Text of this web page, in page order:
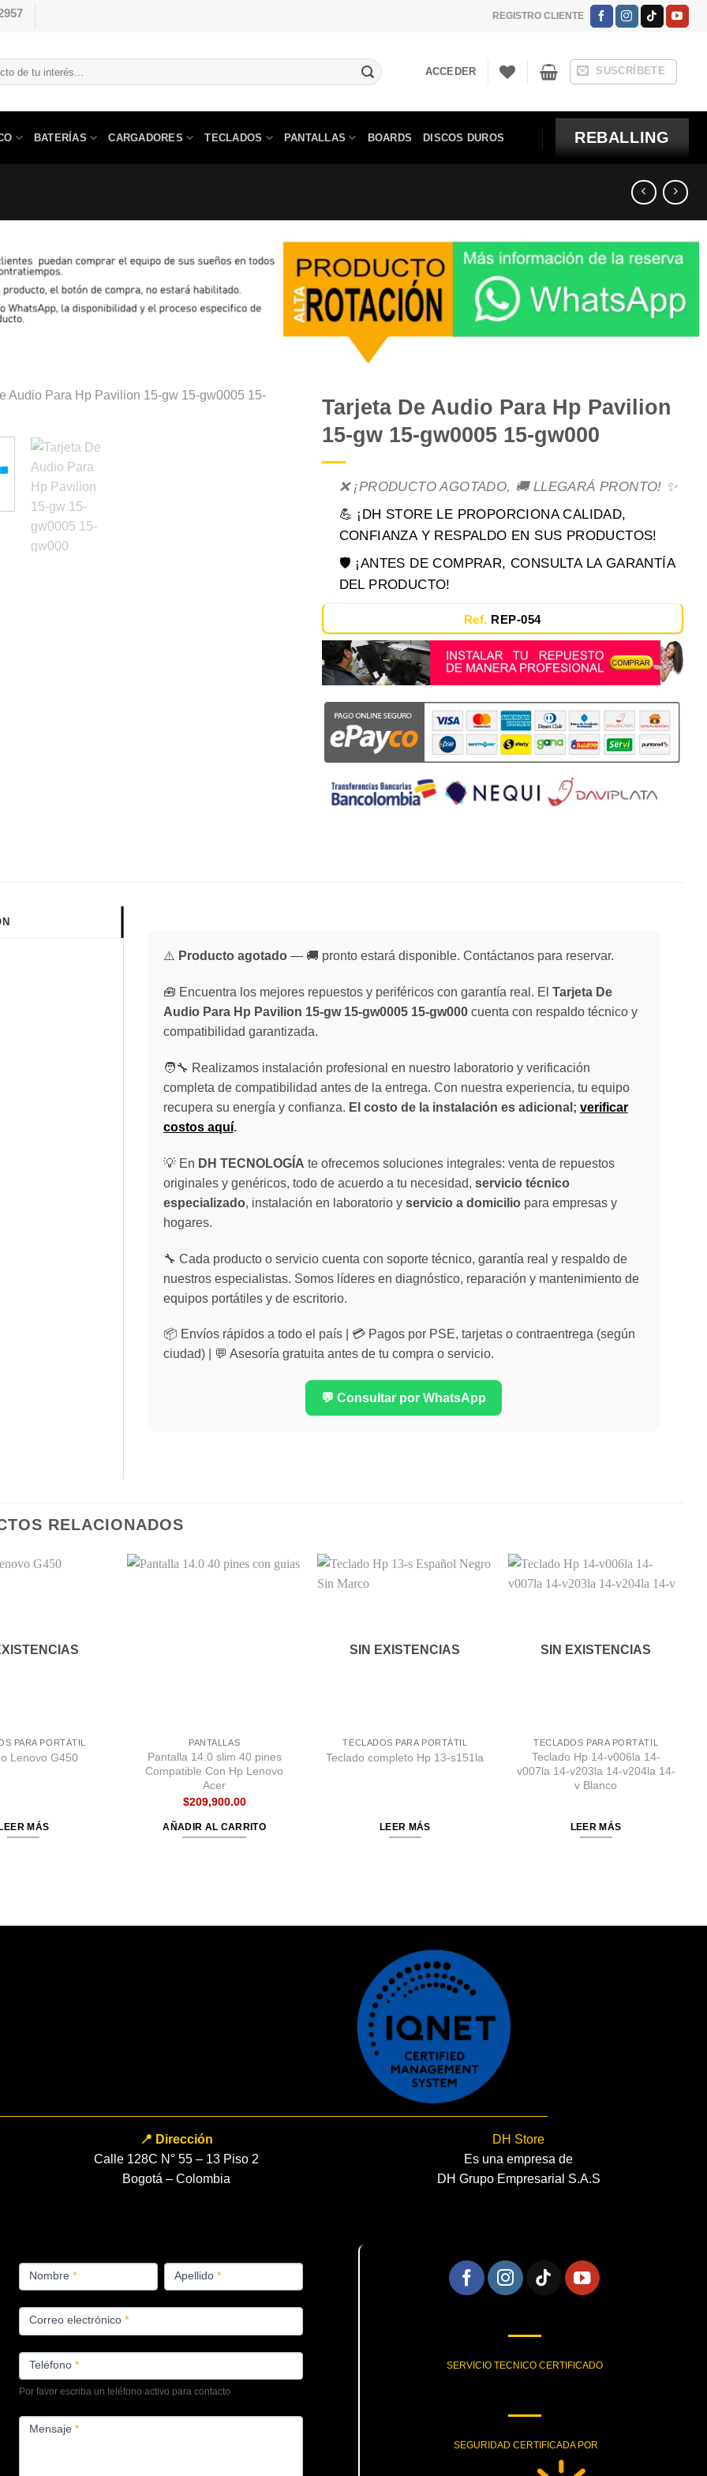
REGISTRO CLIENTE
ACCEDER SUSCRÍBETE
BATERÍAS CARGADORES TECLADOS PANTALLAS BOARDS DISCOS DUROS REBALLING
Tarjeta De Audio Para Hp Pavilion
15-gw 15-gw0005 15-gw000
❌ ¡PRODUCTO AGOTADO, 🚚 LLEGARÁ PRONTO! ✨
💪 ¡DH STORE LE PROPORCIONA CALIDAD,
CONFIANZA Y RESPALDO EN SUS PRODUCTOS!
🛡️ ¡ANTES DE COMPRAR, CONSULTA LA GARANTÍA
DEL PRODUCTO!
Ref. REP-054
⚠️ Producto agotado— 🚚 pronto estará disponible. Contáctanos para reservar.
🧰 Encuentra los mejores repuestos y periféricos con garantía real. El Tarjeta De
Audio Para Hp Pavilion 15-gw 15-gw0005 15-gw000cuenta con respaldo técnico y
compatibilidad garantizada.
🧑‍🔧 Realizamos instalación profesional en nuestro laboratorio y verificación
completa de compatibilidad antes de la entrega. Con nuestra experiencia, tu equipo
recupera su energía y confianza. El costo de la instalación es adicional; verificar
costos aquí.
💡 En DH TECNOLOGÍA te ofrecemos soluciones integrales: venta de repuestos
originales y genéricos, todo de acuerdo a tu necesidad, servicio técnico
especializado, instalación en laboratorio y servicio a domiciliopara empresas y
hogares.
🔧 Cada producto o servicio cuenta con soporte técnico, garantía real y respaldo de
nuestros especialistas. Somos líderes en diagnóstico, reparación y mantenimiento de
equipos portátiles y de escritorio.
📦 Envíos rápidos a todo el país | 💳 Pagos por PSE, tarjetas o contraentrega (según
ciudad) | 💬 Asesoría gratuita antes de tu compra o servicio.
💬 Consultar por WhatsApp
RELACIONADOS
PARA PORTÁTIL
Lenovo G450
LEER MÁS
PANTALLAS
Pantalla 14.0 slim 40 pines
Compatible Con Hp Lenovo
Acer
$209,900.00
AÑADIR AL CARRITO
SIN EXISTENCIAS
TECLADOS PARA PORTÁTIL
Teclado completo Hp 13-s151la
LEER MÁS
SIN EXISTENCIAS
TECLADOS PARA PORTÁTIL
Teclado Hp 14-v006la 14-
v007la 14-v203la 14-v204la 14-
v Blanco
LEER MÁS
📍 Dirección
Calle 128C N° 55 – 13 Piso 2
Bogotá – Colombia
DH Store
Es una empresa de
DH Grupo Empresarial S.A.S
PRODUCTOS
Nombre * Apellido *
Correo electrónico *
Teléfono *
Por favor escriba un teléfono activo para contacto
Mensaje *
SERVICIO TECNICO CERTIFICADO
SEGURIDAD CERTIFICADA POR